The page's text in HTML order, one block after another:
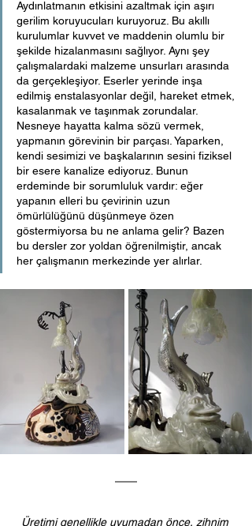
Aydınlatmanın etkisini azaltmak için aşırı
gerilim koruyucuları kuruyoruz. Bu akıllı
kurulumlar kuvvet ve maddenin olumlu bir
şekilde hizalanmasını sağlıyor. Aynı şey
çalışmalardaki malzeme unsurları arasında
da gerçekleşiyor. Eserler yerinde inşa
edilmiş enstalasyonlar değil, hareket etmek,
kasalanmak ve taşınmak zorundalar.
Nesneye hayatta kalma sözü vermek,
yapmanın görevinin bir parçası. Yaparken,
kendi sesimizi ve başkalarının sesini fiziksel
bir esere kanalize ediyoruz. Bunun
erdeminde bir sorumluluk vardır: eğer
yapanın elleri bu çevirinin uzun
ömürlülüğünü düşünmeye özen
göstermiyorsa bu ne anlama gelir? Bazen
bu dersler zor yoldan öğrenilmiştir, ancak
her çalışmanın merkezinde yer alırlar.
Üretimi genellikle uyumadan önce, zihnim